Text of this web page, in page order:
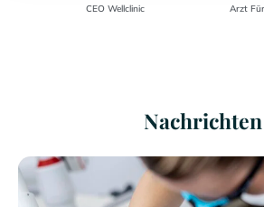
CEO Wellclinic Arzt
Nachrichten